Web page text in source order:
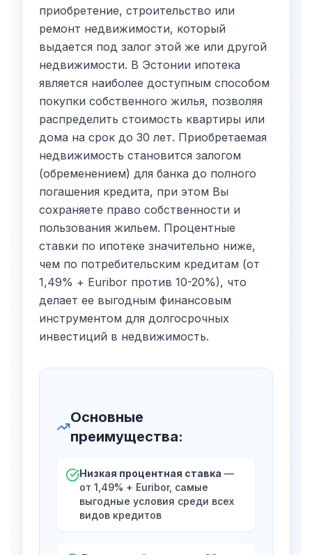
приобретение, строительство или
ремонт недвижимости, который
выдается под залог этой же или другой
недвижимости. В Эстонии ипотека
является наиболее доступным способом
покупки собственного жилья, позволяя
распределить стоимость квартиры или
дома на срок до 30 лет. Приобретаемая
недвижимость становится залогом
(обременением) для банка до полного
погашения кредита, при этом Вы
сохраняете право собственности и
пользования жильем. Процентные
ставки по ипотеке значительно ниже,
чем по потребительским кредитам (от
1,49% + Euribor против 10-20%), что
делает ее выгодным финансовым
инструментом для долгосрочных
инвестиций в недвижимость.
Основные
преимущества:
Низкая процентная ставка —
от 1,49% + Euribor, самые
выгодные условия среди всех
видов кредитов